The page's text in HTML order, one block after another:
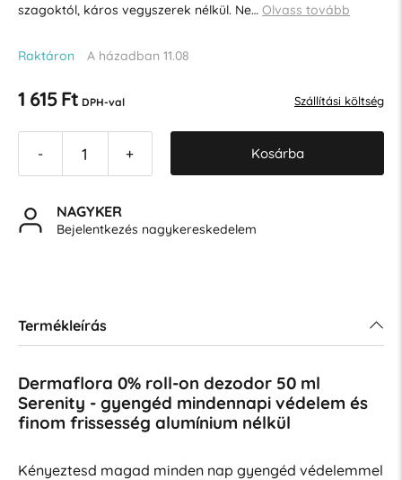
szagoktól, káros vegyszerek nélkül. Ne… Olvass tovább
Raktáron A házadban 11.08
1 615 Ft DPH-val Szállítási költség
- + Kosárba
NAGYKER
Bejelentkezés nagykereskedelem
Termékleírás
Dermaflora 0% roll-on dezodor 50 ml
Serenity - gyengéd mindennapi védelem és
finom frissesség alumínium nélkül
Kényeztesd magad minden nap gyengéd védelemmel